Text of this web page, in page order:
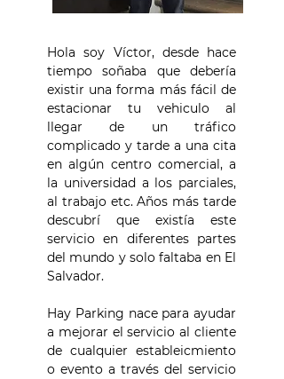
Hola soy Víctor, desde hace
tiempo soñaba que debería
existir una forma más fácil de
estacionar tu vehiculo al
llegar de un tráfico
complicado y tarde a una cita
en algún centro comercial, a
la universidad a los parciales,
al trabajo etc. Años más tarde
descubrí que existía este
servicio en diferentes partes
del mundo y solo faltaba en El
Salvador.
Hay Parking nace para ayudar
a mejorar el servicio al cliente
de cualquier estableicmiento
o evento a través del servicio